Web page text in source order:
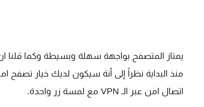
يمتاز المتصفح بواجهة سهلة وبسيطة وكما
منذ البداية نظراً إلى أنة سيكون لديك خيار
اتصال امن عبر الـ VPN مع لمسة زر واحدة.